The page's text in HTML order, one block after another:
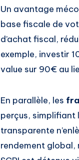
Un avantage
base fiscale de
d’achat fiscal,
exemple, investir
value sur 90€ au
En parallèle, les
perçus, simplifiant
transparente
rendement global,